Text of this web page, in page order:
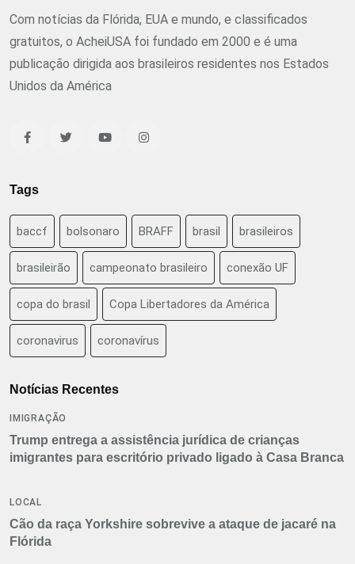
Com notícias da Flórida, EUA e mundo, e classificados
gratuitos, o AcheiUSA foi fundado em 2000 e é uma
publicação dirigida aos brasileiros residentes nos Estados
Unidos da América
Tags
baccf bolsonaro BRAFF brasil brasileiros
brasileirão campeonato brasileiro conexão UF
copa do brasil Copa Libertadores da América
coronavirus coronavírus
Notícias Recentes
IMIGRAÇÃO
Trump entrega a assistência jurídica de crianças
imigrantes para escritório privado ligado à Casa Branca
LOCAL
Cão da raça Yorkshire sobrevive a ataque de jacaré na
Flórida